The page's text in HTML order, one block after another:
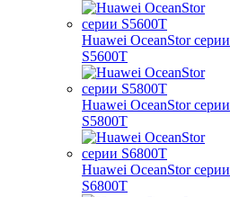
Huawei OceanStor серии
S5600T
Huawei OceanStor серии
S5800T
Huawei OceanStor серии
S6800T